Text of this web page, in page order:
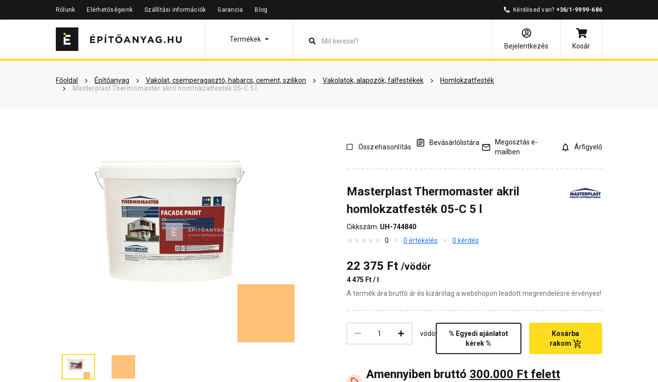
Rólunk Elérhetőségeink Szállítási információk Garancia Blog Kérdésed van? +36/1-9999-686
Termékek
Bejelentkezés
Kosár
Főoldal Építőanyag Vakolat, csemperagasztó, habarcs, cement, szilikon Vakolatok, alapozók, falfestékek
Homlokzatfesték
Masterplast Thermomaster akril homlokzatfesték 05-C 5 l
Szükséged lehet rá Részletes leírás Termékinformáció Vásárlói vélemények Kérdések és válaszok
Összehasonlítás
Bevásárlólistára
Megosztás e-
mailben
Árfigyelő
Masterplast Thermomaster akril
homlokzatfesték 05-C 5 l
Cikkszám: UH-744840
0
0 értékelés 0 kérdés
22 375 Ft /vödör
4 475 Ft / l
A termék ára bruttó ár és kizárólag a webshopon leadott megrendelésre érvényes!
vödör
% Egyedi ajánlatot
kérek %
Kosárba
rakom
Amennyiben bruttó 300.000 Ft felett